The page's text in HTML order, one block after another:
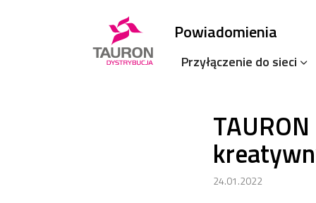
Powiadomienia
Przyłączenie do sieci
24.01.2022